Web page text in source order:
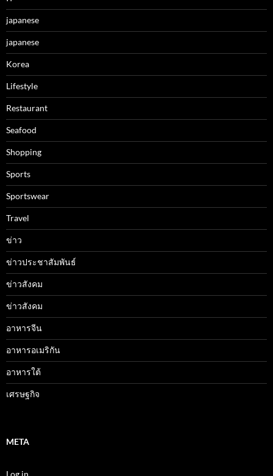
japanese
japanese
Korea
Lifestyle
Restaurant
Seafood
Shopping
Sports
Sportswear
Travel
ข่าว
ข่าวประชาสัมพันธ์
ข่าวสังคม
ข่าวสังคม
อาหารจีน
อาหารอเมริกัน
อาหารใต้
เศรษฐกิจ
META
Log in